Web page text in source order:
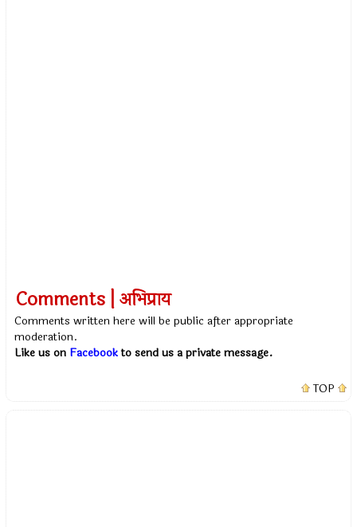
Comments | अभिप्राय
Comments written here will be public after appropriate
moderation.
Like us on Facebookto send us a private message.
TOP